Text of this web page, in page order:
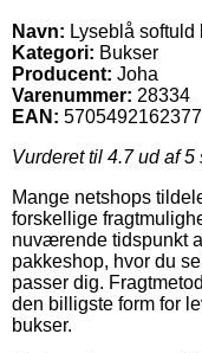
Navn: Lyseblå softuld
Kategori: Bukser
Producent: Joha
Varenummer: 28334
EAN: 5705492162377
Vurderet til 4.7ud af 5
Mange netshops
forskellige
nuværende tidspunkt
pakkeshop, hvor du
passer dig.
den billigste form for
bukser.